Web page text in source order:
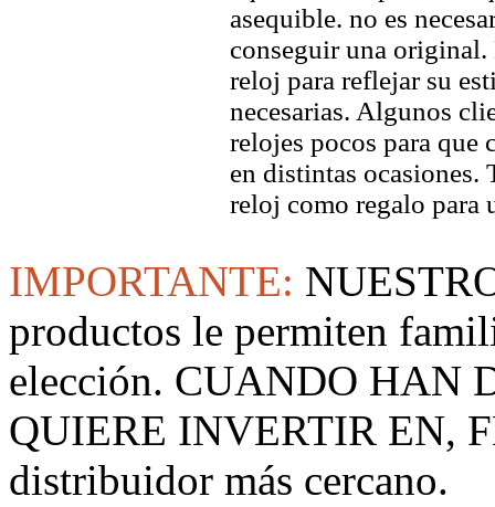
asequible. no es
conseguir una
reloj para reflejar su
necesarias. Algunos
relojes pocos para que
en distintas ocasiones.
reloj como regalo para
IMPORTANTE:
productos le permiten
elección. CUANDO HAN
QUIERE INVERTIR EN,
distribuidor más cercano.